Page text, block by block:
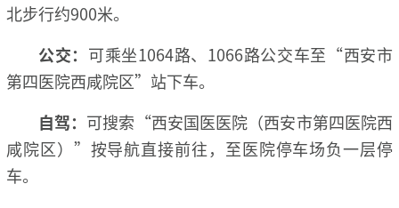
北步行约900米。
公交： 可乘坐1064路、1066路公交车至“西安市
第四医院西咸院区”站下车。
自驾： 可搜索“西安国医医院（西安市第四医院西
咸院区）”按导航直接前往，至医院停车场负一层停
车。